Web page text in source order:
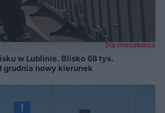
Dla mieszkańca
w Lublinie. Blisko 68 tys.
grudnia nowy kierunek